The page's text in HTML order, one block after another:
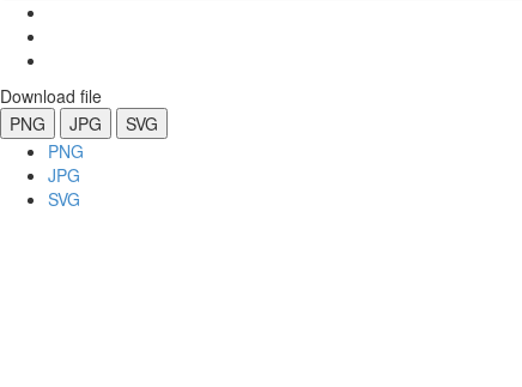
Download file
PNG
JPG
SVG
PNG
JPG
SVG